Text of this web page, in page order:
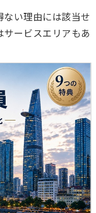
い理由には該当せ
ービスエリアもあ